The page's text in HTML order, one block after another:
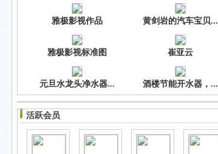
雅极影视作品 黄剑岩的汽车宝贝...
雅极影视标准图 崔亚云
元旦水龙头净水器... 酒楼节能开水器，...
活跃会员